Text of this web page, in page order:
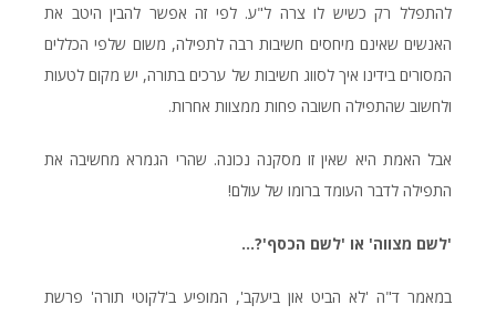
להתפלל רק כשיש לו צרה ל"ע. לפי זה אפשר להבין היטב את
האנשים שאינם מיחסים חשיבות רבה לתפילה, משום שלפי הכללים
המסורים בידינו איך לסווג חשיבות של ערכים בתורה, יש מקום לטעות
ולחשוב שהתפילה חשובה פחות ממצוות אחרות.
אבל האמת היא שאין זו מסקנה נכונה. שהרי הגמרא מחשיבה את
התפילה לדבר העומד ברומו של עולם!
'לשם מצווה' או 'לשם הכסף'?...
במאמר ד"ה 'לא הביט און ביעקב', המופיע ב'לקוטי תורה' פרשת